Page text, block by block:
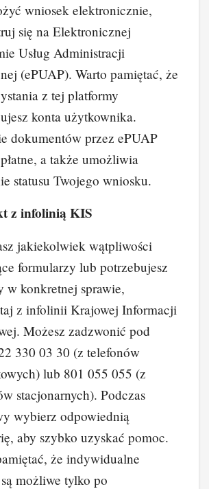
wniosek elektronicznie,
się na Elektronicznej
Usług Administracji
(ePUAP). Warto pamiętać, że
z tej platformy
konta użytkownika.
dokumentów przez ePUAP
a także umożliwia
statusu Twojego wniosku.
z infolinią KIS
jakiekolwiek wątpliwości
formularzy lub potrzebujesz
w konkretnej sprawie,
z infolinii Krajowej Informacji
Możesz zadzwonić pod
330 03 30 (z telefonów
lub 801 055 055 (z
stacjonarnych). Podczas
wybierz odpowiednią
aby szybko uzyskać pomoc.
że indywidualne
możliwe tylko po